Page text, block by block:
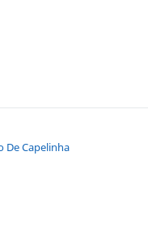
De Capelinha